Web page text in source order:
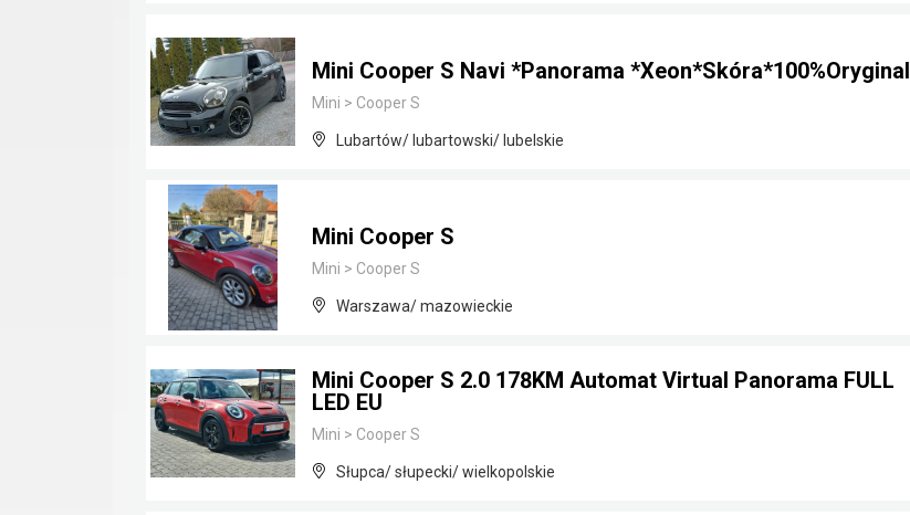
Mini Cooper S Navi *Panorama *Xeon*Skóra*100%Oryginal
Mini > Cooper S
Lubartów/ lubartowski/ lubelskie
Mini Cooper S
Mini > Cooper S
Warszawa/ mazowieckie
Mini Cooper S 2.0 178KM Automat Virtual Panorama FULL
LED EU
Mini > Cooper S
Słupca/ słupecki/ wielkopolskie